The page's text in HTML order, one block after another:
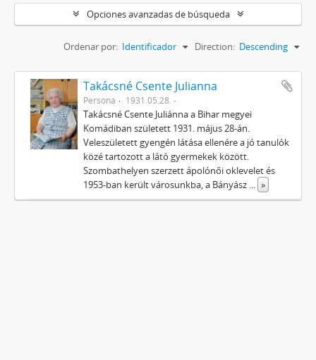
Opciones avanzadas de búsqueda
Ordenar por: Identificador Direction: Descending
Takácsné Csente Julianna
Persona 1931.05.28. -
Takácsné Csente Juliánna a Bihar megyei
Komádiban született 1931. május 28-án.
Veleszületett gyengén látása ellenére a jó tanulók
közé tartozott a látó gyermekek között.
Szombathelyen szerzett ápolónői oklevelet és
1953-ban került városunkba, a Bányász ... »